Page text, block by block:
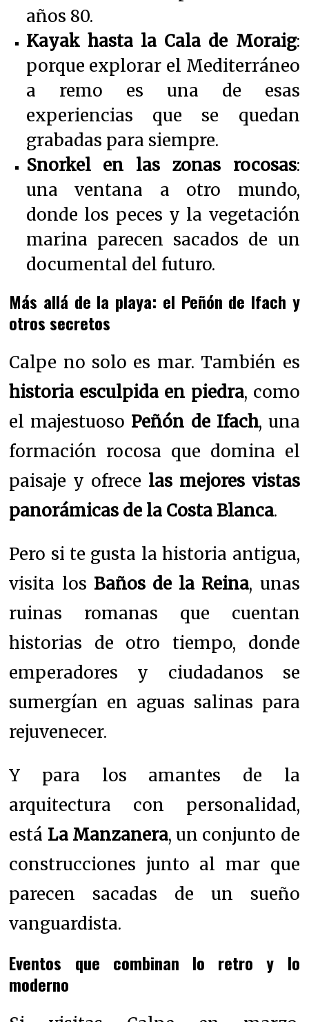
años 80.
Kayak hasta la Cala de Moraig:
porque explorar el Mediterráneo
a remo es una de esas
experiencias que se quedan
grabadas para siempre.
Snorkel en las zonas rocosas:
una ventana a otro mundo,
donde los peces y la vegetación
marina parecen sacados de un
documental del futuro.
Más allá de la playa: el Peñón de Ifach y
otros secretos
Calpe no solo es mar. También es
historia esculpida en piedra, como
el majestuoso Peñón de Ifach, una
formación rocosa que domina el
paisaje y ofrece las mejores vistas
panorámicas de la Costa Blanca.
Pero si te gusta la historia antigua,
visita los Baños de la Reina, unas
ruinas romanas que cuentan
historias de otro tiempo, donde
emperadores y ciudadanos se
sumergían en aguas salinas para
rejuvenecer.
Y para los amantes de la
arquitectura con personalidad,
está La Manzanera, un conjunto de
construcciones junto al mar que
parecen sacadas de un sueño
vanguardista.
Eventos que combinan lo retro y lo
moderno